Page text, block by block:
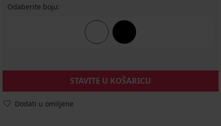
Odaberite boju:
STAVITE U KOŠARICU
Dodati u omiljene